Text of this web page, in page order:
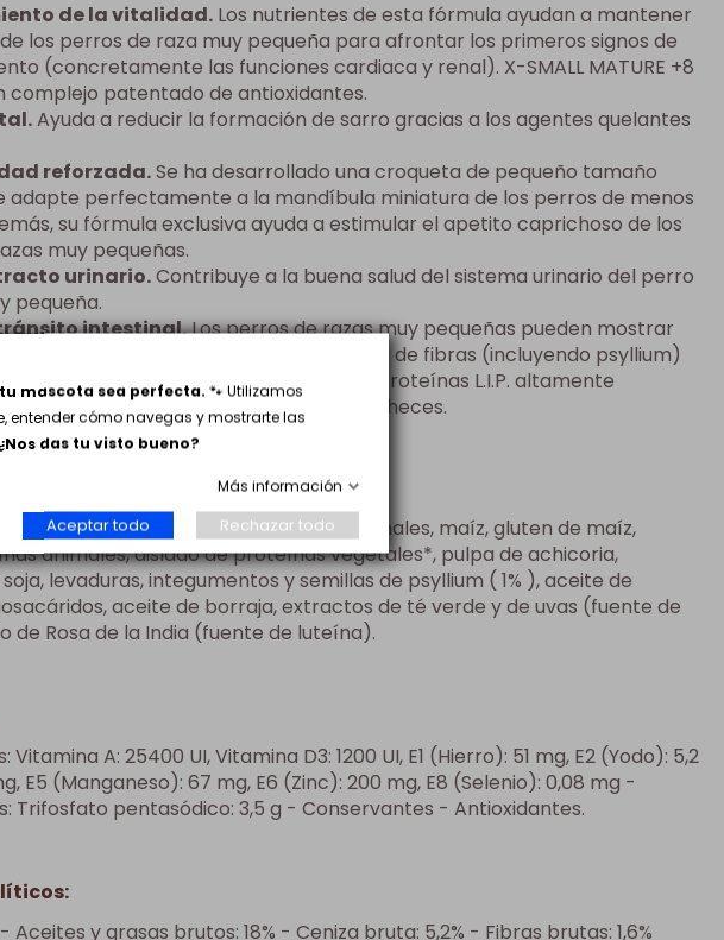
de la vitalidad. Los nutrientes de esta fórmula ayudan a mantener
los perros de raza muy pequeña para afrontar los primeros signos de
(concretamente las funciones cardiaca y renal). X-SMALL MATURE +8
complejo patentado de antioxidantes.
Ayuda a reducir la formación de sarro gracias a los agentes quelantes
reforzada.Se ha desarrollado una croqueta de pequeño tamaño
adapte perfectamente a la mandíbula miniatura de los perros de menos
su fórmula exclusiva ayuda a estimular el apetito caprichoso de los
muy pequeñas.
urinario.Contribuye a la buena salud del sistema urinario del perro
pequeña.
intestinal.Los perros de razas muy pequeñas pueden mostrar
al estreñimiento. El aporte equilibrado de fibras (incluyendo psyllium)
el tránsito intestinal y gracias a las proteínas L.I.P. altamente
contribuye a mejorar la calidad de las heces.
carne de ave deshidratada, grasas animales, maíz, gluten de maíz,
animales, aislado de proteínas vegetales*, pulpa de achicoria,
levaduras, integumentos y semillas de psyllium ( 1% ), aceite de
aceite de borraja, extractos de té verde y de uvas (fuente de
de Rosa de la India (fuente de luteína).
A: 25400 UI, Vitamina D3: 1200 UI, E1 (Hierro): 51 mg, E2 (Yodo): 5,2
E5 (Manganeso): 67 mg, E6 (Zinc): 200 mg, E8 (Selenio): 0,08 mg -
Trifosfato pentasódico: 3,5 g - Conservantes - Antioxidantes.
y grasas brutos: 18% - Ceniza bruta: 5,2% - Fibras brutas: 1,6%
mascota sea perfecta. 🐾 Utilizamos
entender cómo navegas y mostrarte las
das tu visto bueno?
Más información
Aceptar todo Rechazar todo